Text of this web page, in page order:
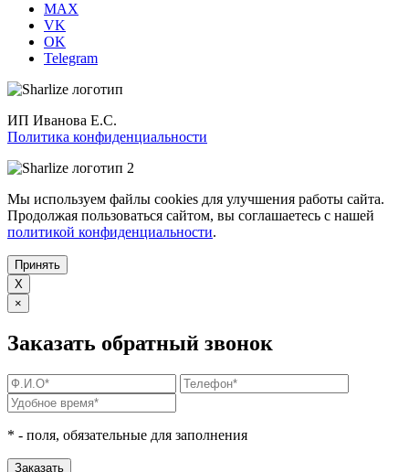
MAX
VK
OK
Telegram
ИП Иванова Е.С.
Политика конфиденциальности
Мы используем файлы cookies для улучшения работы сайта.
Продолжая пользоваться сайтом, вы соглашаетесь с нашей
политикой конфиденциальности.
Принять
X
×
Заказать обратный звонок
* - поля, обязательные для заполнения